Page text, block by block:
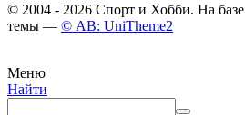
© 2004 - 2026 Спорт и Хобби. На базе
темы — © AB: UniTheme2
Меню
Найти